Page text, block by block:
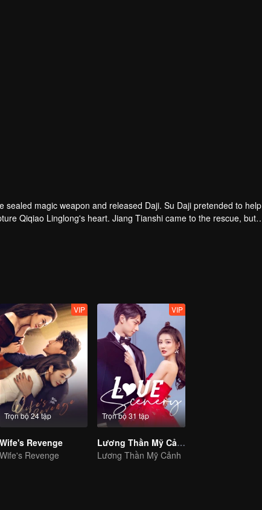
magic weapon and released Daji. Su Daji pretended to help
Qiqiao Linglong's heart. Jiang Tianshi came to the rescue, but
and made a choice...
Trọn bộ 24 tập
VIP
Wife's Revenge
Wife's Revenge
Trọn bộ 31 tập
VIP
Lương Thần Mỹ Cảnh
Lương Thần Mỹ Cảnh